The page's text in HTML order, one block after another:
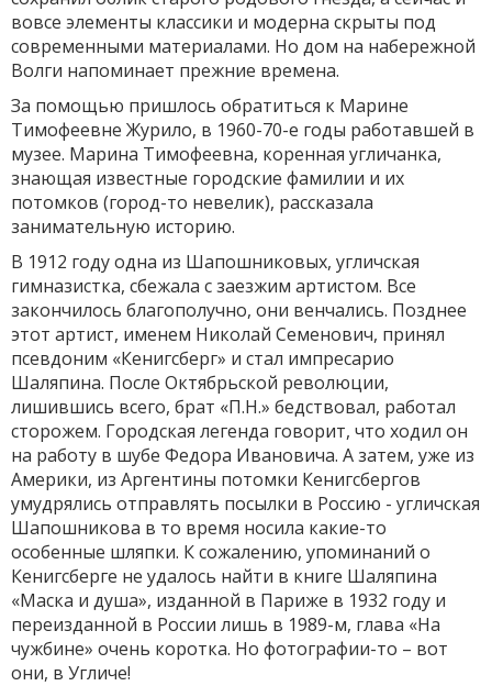
вовсе элементы классики и модерна скрыты под
современными материалами. Но дом на набережной
Волги напоминает прежние времена.
За помощью пришлось обратиться к Марине
Тимофеевне Журило, в 1960-70-е годы работавшей в
музее. Марина Тимофеевна, коренная угличанка,
знающая известные городские фамилии и их
потомков (город-то невелик), рассказала
занимательную историю.
В 1912 году одна из Шапошниковых, угличская
гимназистка, сбежала с заезжим артистом. Все
закончилось благополучно, они венчались. Позднее
этот артист, именем Николай Семенович, принял
псевдоним «Кенигсберг» и стал импресарио
Шаляпина. После Октябрьской революции,
лишившись всего, брат «П.Н.» бедствовал, работал
сторожем. Городская легенда говорит, что ходил он
на работу в шубе Федора Ивановича. А затем, уже из
Америки, из Аргентины потомки Кенигсбергов
умудрялись отправлять посылки в Россию - угличская
Шапошникова в то время носила какие-то
особенные шляпки. К сожалению, упоминаний о
Кенигсберге не удалось найти в книге Шаляпина
«Маска и душа», изданной в Париже в 1932 году и
переизданной в России лишь в 1989-м, глава «На
чужбине» очень коротка. Но фотографии-то – вот
они, в Угличе!